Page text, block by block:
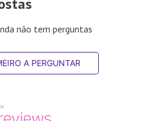
não tem perguntas
A PERGUNTAR